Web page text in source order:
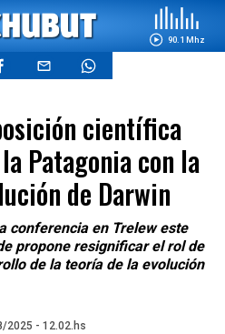
90.1 Mhz
científica
Patagonia con la
de Darwin
conferencia en Trelew este
propone resignificar el rol de
de la teoría de la evolución
2025 - 12.02.hs